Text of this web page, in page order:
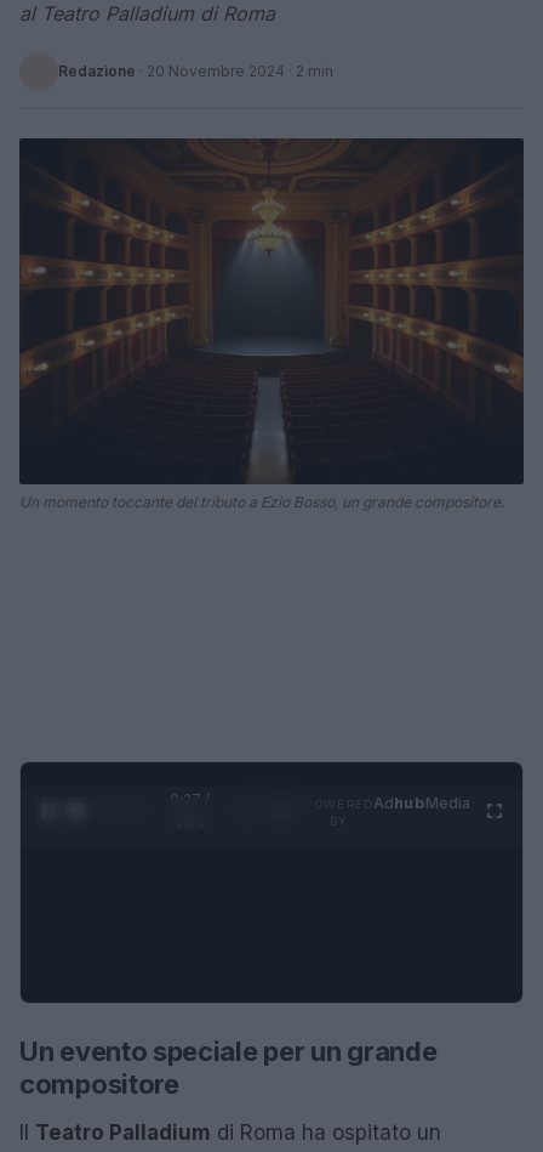
al Teatro Palladium di Roma
Redazione · 20 Novembre 2024 · 2 min
Un momento toccante del tributo a Ezio Bosso, un grande compositore.
0:28 /
AdhubMedia
Un evento speciale per un grande
compositore
Il Teatro Palladium di Roma ha ospitato un